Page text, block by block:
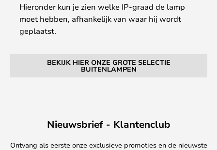
Hieronder kun je zien welke IP-graad de lamp
moet hebben, afhankelijk van waar hij wordt
geplaatst.
BEKIJK HIER ONZE GROTE SELECTIE
BUITENLAMPEN
Nieuwsbrief - Klantenclub
Ontvang als eerste onze exclusieve promoties en de nieuwste